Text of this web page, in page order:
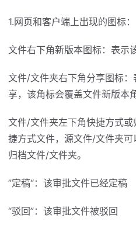
1.网页和客户端上出现的图标：
文件右下角新版本图标：表示
文件/文件夹右下角分享图标
享，该角标会覆盖文件新版本
文件/文件夹左下角快捷方式
捷方式文件，源文件/文件夹
归档文件/文件夹。
”定稿“：该审批文件已经定稿
“驳回”：该审批文件被驳回